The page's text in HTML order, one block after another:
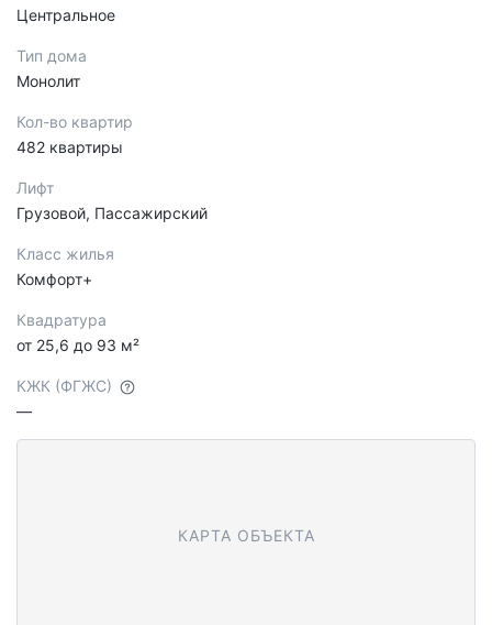
Центральное
Тип дома
Монолит
Кол-во квартир
482 квартиры
Лифт
Грузовой, Пассажирский
Класс жилья
Комфорт+
Квадратура
от 25,6 до 93 м²
КЖК (ФГЖС)
—
КАРТА ОБЪЕКТА